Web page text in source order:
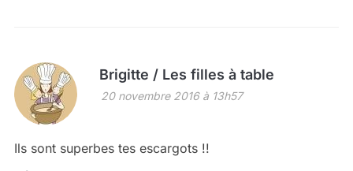
Brigitte / Les filles à table
20 novembre 2016 à 13h57
Ils sont superbes tes escargots !!